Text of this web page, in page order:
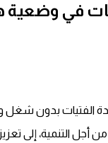
أجل التنمية، إلى